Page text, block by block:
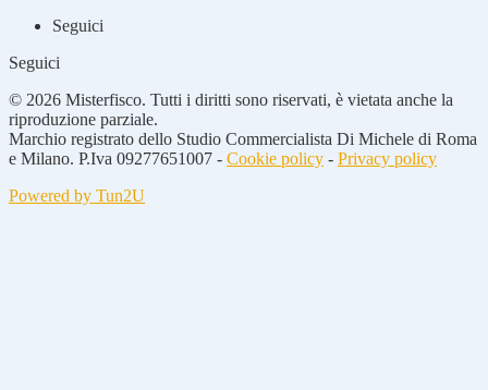
Seguici
Seguici
© 2026 Misterfisco. Tutti i diritti sono riservati, è vietata anche la
riproduzione parziale.
Marchio registrato dello Studio Commercialista Di Michele di Roma
e Milano. P.Iva 09277651007 - Cookie policy - Privacy policy
Powered by Tun2U